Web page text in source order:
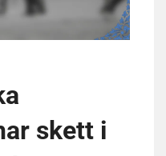
skett i